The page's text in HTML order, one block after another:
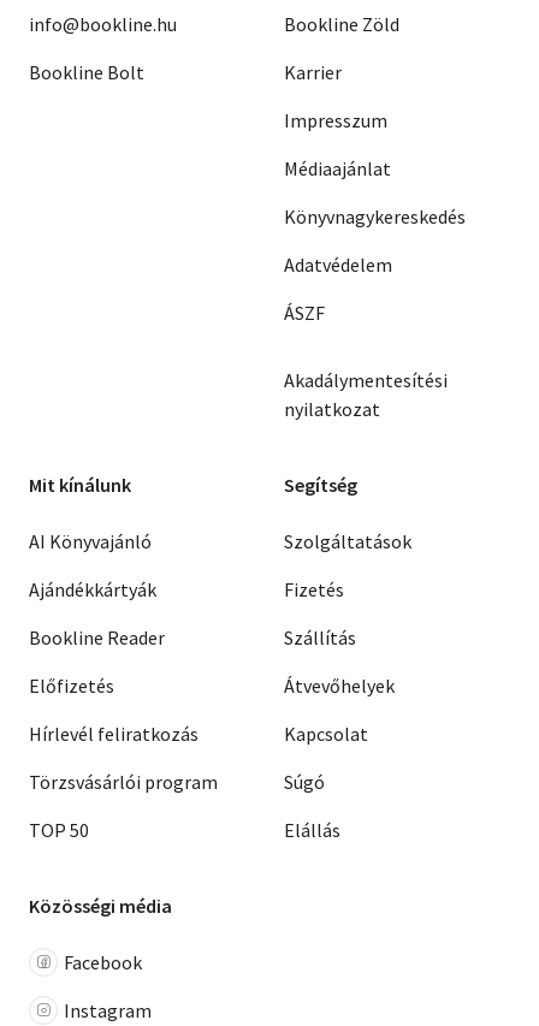
info@bookline.hu
Bookline Bolt
Bookline Zöld
Karrier
Impresszum
Médiaajánlat
Könyvnagykereskedés
Adatvédelem
ÁSZF
Akadálymentesítési
nyilatkozat
Mit kínálunk
AI Könyvajánló
Ajándékkártyák
Bookline Reader
Előfizetés
Hírlevél feliratkozás
Törzsvásárlói program
TOP 50
Segítség
Szolgáltatások
Fizetés
Szállítás
Átvevőhelyek
Kapcsolat
Súgó
Elállás
Közösségi média
Facebook
Instagram